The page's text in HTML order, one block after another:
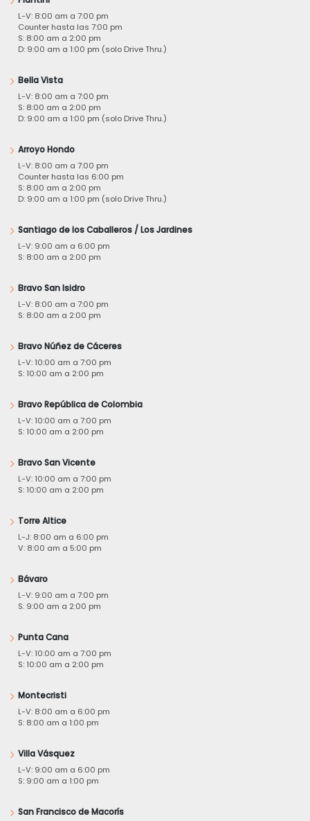
L-V: 8:00 am a 7:00 pm
Counter hasta las 7:00 pm
S: 8:00 am a 2:00 pm
D: 9:00 am a 1:00 pm (solo Drive Thru.)
Bella Vista
L-V: 8:00 am a 7:00 pm
S: 8:00 am a 2:00 pm
D: 9:00 am a 1:00 pm (solo Drive Thru.)
Arroyo Hondo
L-V: 8:00 am a 7:00 pm
Counter hasta las 6:00 pm
S: 8:00 am a 2:00 pm
D: 9:00 am a 1:00 pm (solo Drive Thru.)
Santiago de los Caballeros / Los Jardines
L-V: 9:00 am a 6:00 pm
S: 8:00 am a 2:00 pm
Bravo San Isidro
L-V: 8:00 am a 7:00 pm
S: 8:00 am a 2:00 pm
Bravo Núñez de Cáceres
L-V: 10:00 am a 7:00 pm
S: 10:00 am a 2:00 pm
Bravo República de Colombia
L-V: 10:00 am a 7:00 pm
S: 10:00 am a 2:00 pm
Bravo San Vicente
L-V: 10:00 am a 7:00 pm
S: 10:00 am a 2:00 pm
Torre Altice
L-J: 8:00 am a 6:00 pm
V: 8:00 am a 5:00 pm
Bávaro
L-V: 9:00 am a 7:00 pm
S: 9:00 am a 2:00 pm
Punta Cana
L-V: 10:00 am a 7:00 pm
S: 10:00 am a 2:00 pm
Montecristi
L-V: 8:00 am a 6:00 pm
S: 8:00 am a 1:00 pm
Villa Vásquez
L-V: 9:00 am a 6:00 pm
S: 9:00 am a 1:00 pm
San Francisco de Macorís